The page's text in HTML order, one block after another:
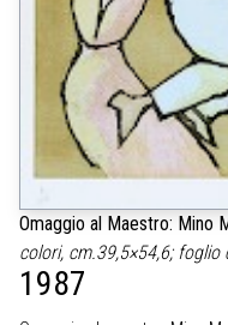
Omaggio al Maestro: Mino
colori, cm.39,5×54,6; foglio
1987